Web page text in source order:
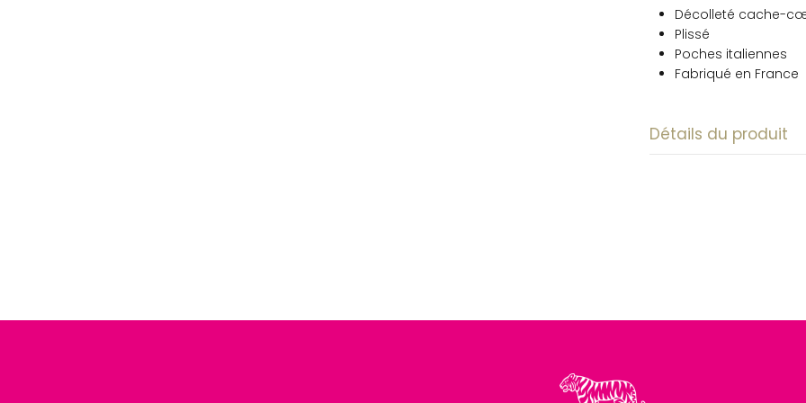
Décolleté cache-
Plissé
Poches italiennes
Fabriqué en France
Détails du produit